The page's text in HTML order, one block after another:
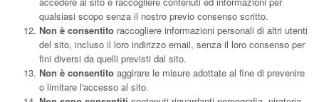
qualsiasi scopo senza il nostro previo consenso scritto.
Non è consentito raccogliere informazioni personali di altri utenti
del sito, incluso il loro indirizzo email, senza il loro consenso per
fini diversi da quelli previsti dal sito.
Non è consentito aggirare le misure adottate al fine di prevenire
o limitare l'accesso al sito.